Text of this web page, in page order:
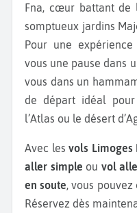
Fna, cœur battant de
somptueux jardins
Pour une
vous une pause dans
vous dans un
de départ idéal
l’Atlas ou le désert
Avec lesvols Limoges
aller simple ou vol
en soute, vous
Réservez dès